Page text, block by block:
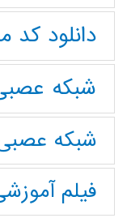
دانلود کد
شبکه
شبکه
فیلم